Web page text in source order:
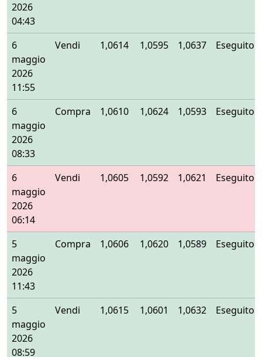
2026
04:43
6
maggio
2026
11:55
Vendi 1,0614 1,0595 1,0637 Eseguito
6
maggio
2026
08:33
Compra 1,0610 1,0624 1,0593 Eseguito
6
maggio
2026
06:14
Vendi 1,0605 1,0592 1,0621 Eseguito
5
maggio
2026
11:43
Compra 1,0606 1,0620 1,0589 Eseguito
5
maggio
2026
08:59
Vendi 1,0615 1,0601 1,0632 Eseguito